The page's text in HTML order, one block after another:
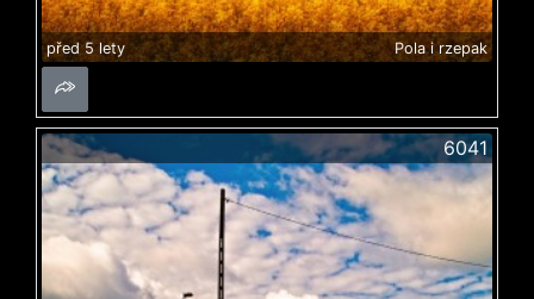
před 5 lety Pola i rzepak
6041